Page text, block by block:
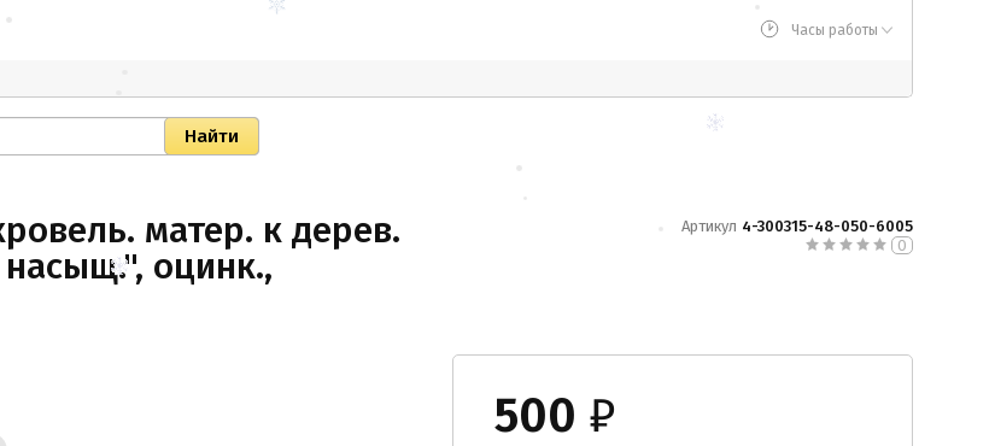
Часы работы
матер. к дерев.
оцинк.,
Артикул 4-300315-48-050-6005
0
500 ₽